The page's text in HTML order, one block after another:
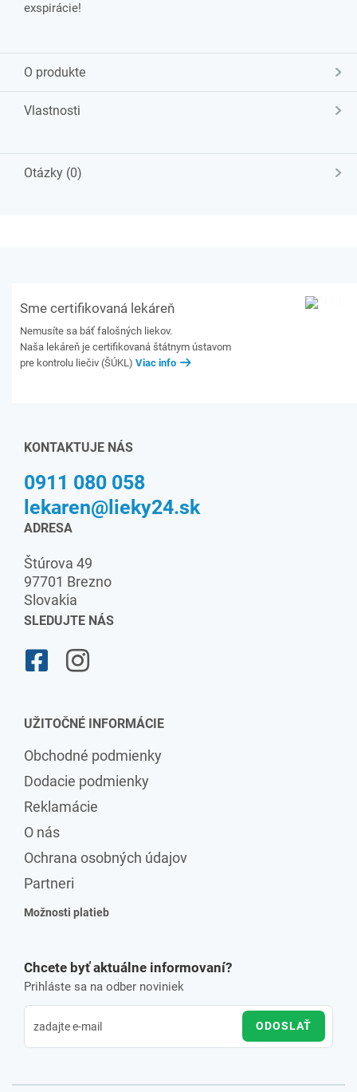
exspirácie!
O produkte
Vlastnosti
Otázky (0)
Sme certifikovaná lekáreň
Nemusíte sa báť falošných liekov.
Naša lekáreň je certifikovaná štátnym ústavom
pre kontrolu liečiv (ŠÚKL) Viac info
KONTAKTUJE NÁS
0911 080 058
lekaren@lieky24.sk
ADRESA
Štúrova 49
97701 Brezno
Slovakia
SLEDUJTE NÁS
UŽITOČNÉ INFORMÁCIE
Obchodné podmienky
Dodacie podmienky
Reklamácie
O nás
Ochrana osobných údajov
Partneri
Možnosti platieb
Chcete byť aktuálne informovaní?
Prihláste sa na odber noviniek
ODOSLAŤ